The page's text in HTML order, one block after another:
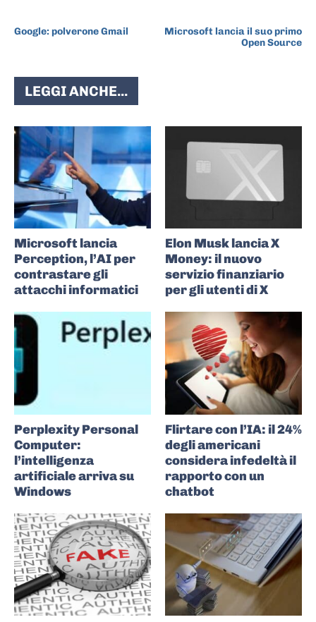
Google: polverone Gmail
Microsoft lancia il suo primo
Open Source
LEGGI ANCHE...
Microsoft lancia
Perception, l’AI per
contrastare gli
attacchi informatici
Elon Musk lancia X
Money: il nuovo
servizio finanziario
per gli utenti di X
Perplexity Personal
Computer:
l’intelligenza
artificiale arriva su
Windows
Flirtare con l’IA: il 24%
degli americani
considera infedeltà il
rapporto con un
chatbot